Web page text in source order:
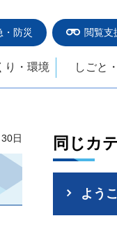
・防災 閲覧支
り・環境 しごと
日 同じカ
よう